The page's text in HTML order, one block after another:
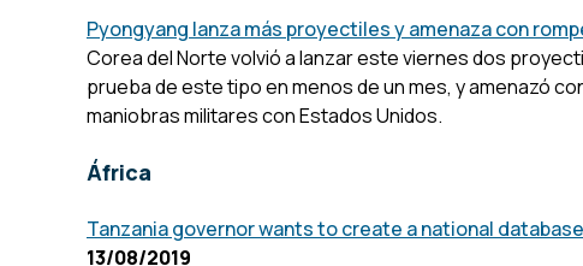
Pyongyang lanza más proyectiles y amenaza con
Corea del Norte volvió a lanzar este viernes dos
prueba de este tipo en menos de un mes, y amenazó
maniobras militares con Estados Unidos.
África
Tanzania governor wants to create a national
13/08/2019